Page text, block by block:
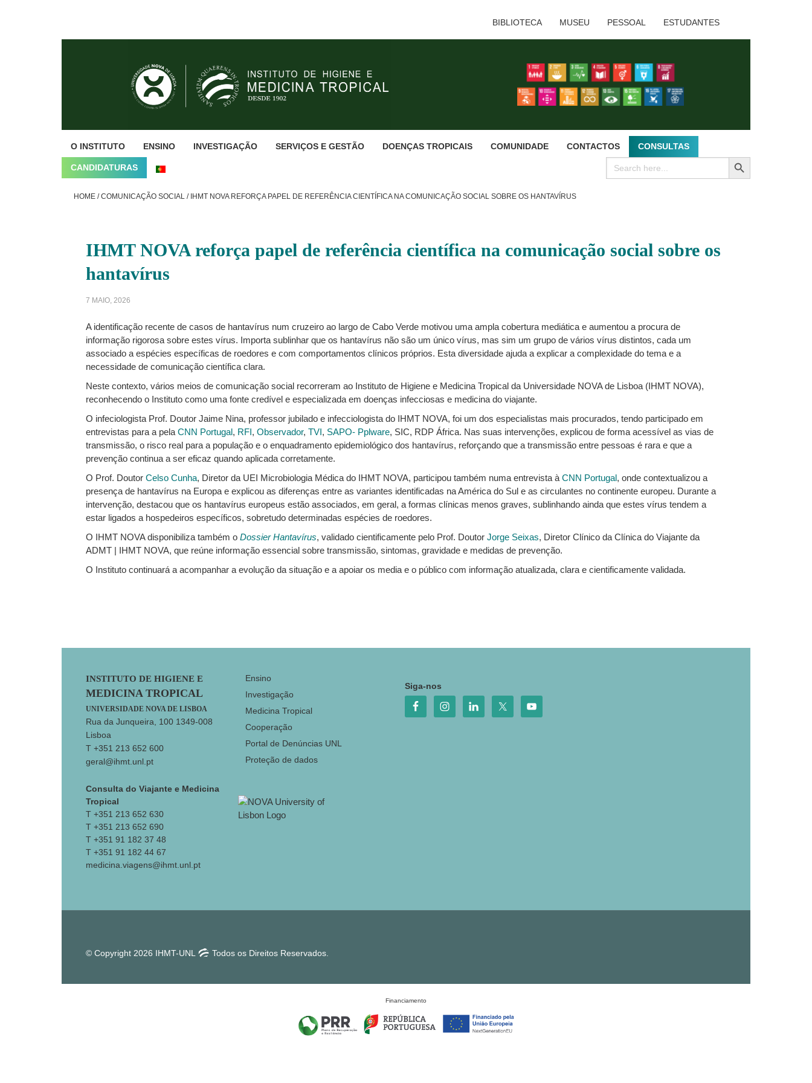
BIBLIOTECA MUSEU PESSOAL ESTUDANTES
O INSTITUTO ENSINO INVESTIGAÇÃO SERVIÇOS E GESTÃO DOENÇAS TROPICAIS COMUNIDADE CONTACTOS CONSULTAS
CANDIDATURAS
Search
for:
SEARCH BUTTON
HOME / COMUNICAÇÃO SOCIAL /IHMT NOVA REFORÇA PAPEL DE REFERÊNCIA CIENTÍFICA NA COMUNICAÇÃO SOCIAL SOBRE OS HANTAVÍRUS
IHMT NOVA reforça papel de referência científica na comunicação social sobre os
hantavírus
7 MAIO, 2026
A identificação recente de casos de hantavírus num cruzeiro ao largo de Cabo Verde motivou uma ampla cobertura mediática e aumentou a procura de
informação rigorosa sobre estes vírus. Importa sublinhar que os hantavírus não são um único vírus, mas sim um grupo de vários vírus distintos, cada um
associado a espécies específicas de roedores e com comportamentos clínicos próprios. Esta diversidade ajuda a explicar a complexidade do tema e a
necessidade de comunicação científica clara.
Neste contexto, vários meios de comunicação social recorreram ao Instituto de Higiene e Medicina Tropical da Universidade NOVA de Lisboa (IHMT NOVA),
reconhecendo o Instituto como uma fonte credível e especializada em doenças infecciosas e medicina do viajante.
O infeciologista Prof. Doutor Jaime Nina, professor jubilado e infecciologista do IHMT NOVA, foi um dos especialistas mais procurados, tendo participado em
entrevistas para a pela CNN Portugal, RFI, Observador, TVI, SAPO- Pplware, SIC, RDP África. Nas suas intervenções, explicou de forma acessível as vias de
transmissão, o risco real para a população e o enquadramento epidemiológico dos hantavírus, reforçando que a transmissão entre pessoas é rara e que a
prevenção continua a ser eficaz quando aplicada corretamente.
O Prof. Doutor Celso Cunha, Diretor da UEI Microbiologia Médica do IHMT NOVA, participou também numa entrevista à CNN Portugal, onde contextualizou a
presença de hantavírus na Europa e explicou as diferenças entre as variantes identificadas na América do Sul e as circulantes no continente europeu. Durante a
intervenção, destacou que os hantavírus europeus estão associados, em geral, a formas clínicas menos graves, sublinhando ainda que estes vírus tendem a
estar ligados a hospedeiros específicos, sobretudo determinadas espécies de roedores.
O IHMT NOVA disponibiliza também o Dossier Hantavírus, validado cientificamente pelo Prof. Doutor Jorge Seixas, Diretor Clínico da Clínica do Viajante da
ADMT | IHMT NOVA, que reúne informação essencial sobre transmissão, sintomas, gravidade e medidas de prevenção.
O Instituto continuará a acompanhar a evolução da situação e a apoiar os media e o público com informação atualizada, clara e cientificamente validada.
Footer
INSTITUTO DE HIGIENE E
MEDICINA TROPICAL
UNIVERSIDADE NOVA DE LISBOA
Rua da Junqueira, 100 1349-008
Lisboa
T +351 213 652 600
geral@ihmt.unl.pt
Consulta do Viajante e Medicina
Tropical
T +351 213 652 630
T +351 213 652 690
T +351 91 182 37 48
T +351 91 182 44 67
medicina.viagens@ihmt.unl.pt
Ensino
Investigação
Medicina Tropical
Cooperação
Portal de Denúncias UNL
Proteção de dados
Siga-nos
© Copyright 2026 IHMT-UNL Todos os Direitos Reservados.
Financiamento